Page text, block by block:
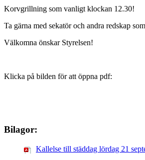
Korvgrillning som vanligt klockan 12.30!
Ta gärna med sekatör och andra redskap
Välkomna önskar Styrelsen!
Klicka på bilden för att öppna pdf:
Bilagor:
Kallelse till städdag lördag 21